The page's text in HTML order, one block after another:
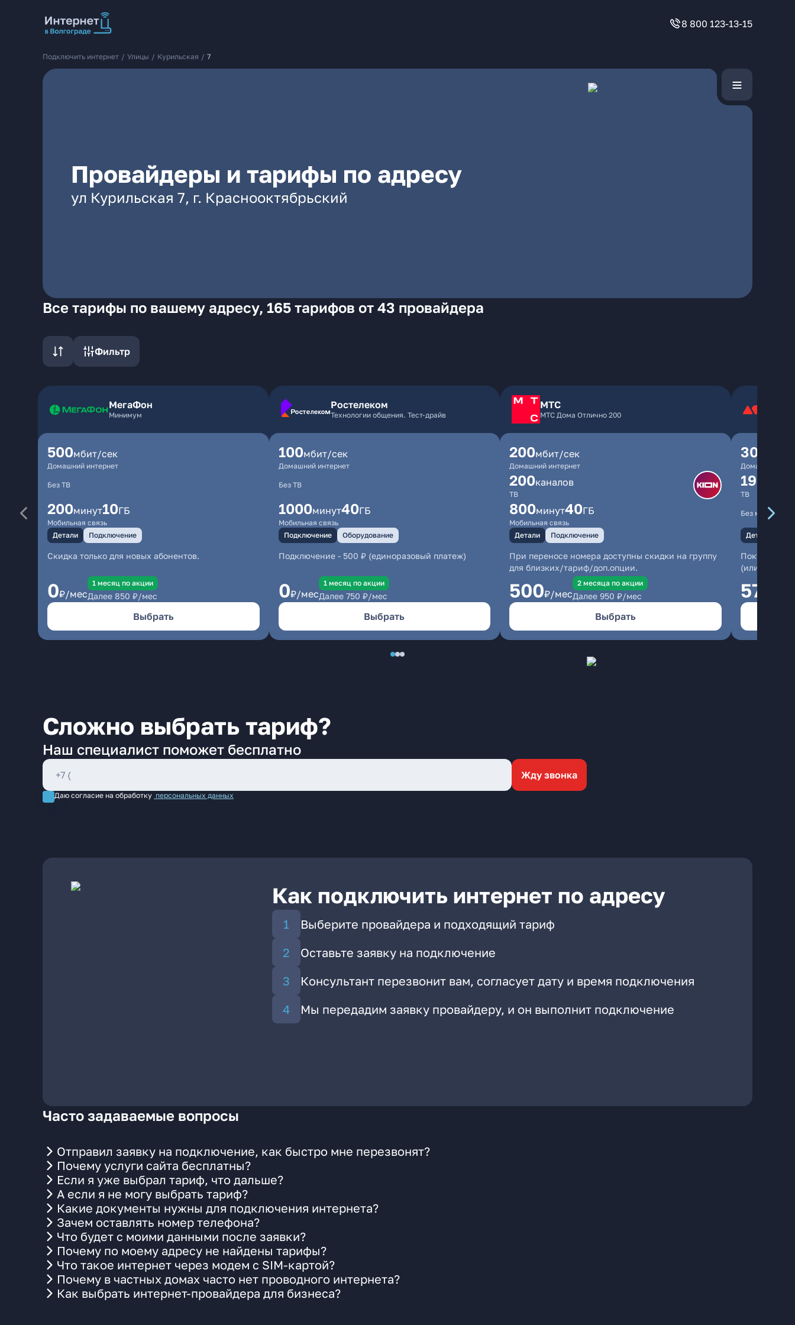
8 800 123-13-15
Подключить интернет / Улицы / Курильская / 7
Провайдеры и тарифы по адресу
ул Курильская 7, г. Краснооктябрьский
Все тарифы по вашему адресу, 165 тарифов от 43 провайдера
Фильтр
МегаФон
Минимум
500мбит/сек
Домашний интернет
Без ТВ
200минут10ГБ
Мобильная связь
Детали
Подключение
Скидка только для новых абонентов.
0₽/мес
1 месяц по акции
Далее 850 ₽/мес
Выбрать
Ростелеком
Технологии общения. Тест-драйв
100мбит/сек
Домашний интернет
Без ТВ
1000минут40ГБ
Мобильная связь
Подключение
Оборудование
Подключение- 500 ₽ (единоразовый платеж)
0₽/мес
1 месяц по акции
Далее 750 ₽/мес
Выбрать
МТС
МТС Дома Отлично 200
200мбит/сек
Домашний интернет
200каналов
ТВ
800минут40ГБ
Мобильная связь
Детали
Подключение
При переносе номера доступны скидки на группу
для близких/тариф/доп.опции.
500₽/мес
2 месяцa по акции
Далее 950 ₽/мес
Выбрать
300
Домашний
190
ТВ
Без мобильной
Детали
Покупаете
(или кэшбэк
575
Сложно выбрать тариф?
Наш специалист поможет бесплатно
Жду звонка
Даю согласие на обработку персональных данных
Как подключить интернет по адресу
Выберите провайдера и подходящий тариф
Оставьте заявку на подключение
Консультант перезвонит вам, согласует дату и время подключения
Мы передадим заявку провайдеру, и он выполнит подключение
Часто задаваемые вопросы
Отправил заявку на подключение, как быстро мне перезвонят?
Почему услуги сайта бесплатны?
Если я уже выбрал тариф, что дальше?
А если я не могу выбрать тариф?
Какие документы нужны для подключения интернета?
Зачем оставлять номер телефона?
Что будет с моими данными после заявки?
Почему по моему адресу не найдены тарифы?
Что такое интернет через модем с SIM-картой?
Почему в частных домах часто нет проводного интернета?
Как выбрать интернет-провайдера для бизнеса?